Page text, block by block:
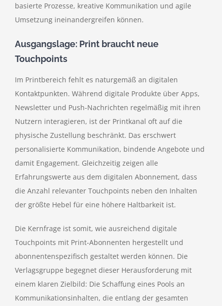
basierte Prozesse, kreative Kommunikation und agile
Umsetzung ineinandergreifen können.
Ausgangslage: Print braucht neue
Touchpoints
Im Printbereich fehlt es naturgemäß an digitalen
Kontaktpunkten. Während digitale Produkte über Apps,
Newsletter und Push-Nachrichten regelmäßig mit ihren
Nutzern interagieren, ist der Printkanal oft auf die
physische Zustellung beschränkt. Das erschwert
personalisierte Kommunikation, bindende Angebote und
damit Engagement. Gleichzeitig zeigen alle
Erfahrungswerte aus dem digitalen Abonnement, dass
die Anzahl relevanter Touchpoints neben den Inhalten
der größte Hebel für eine höhere Haltbarkeit ist.
Die Kernfrage ist somit, wie ausreichend digitale
Touchpoints mit Print-Abonnenten hergestellt und
abonnentenspezifisch gestaltet werden können. Die
Verlagsgruppe begegnet dieser Herausforderung mit
einem klaren Zielbild: Die Schaffung eines Pools an
Kommunikationsinhalten, die entlang der gesamten